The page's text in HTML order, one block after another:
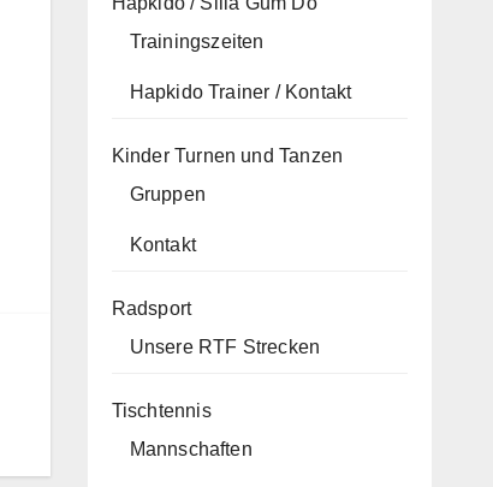
Trainingszeiten
Hapkido Trainer / Kontakt
Kinder Turnen und Tanzen
Gruppen
Kontakt
Radsport
Unsere RTF Strecken
Tischtennis
Mannschaften